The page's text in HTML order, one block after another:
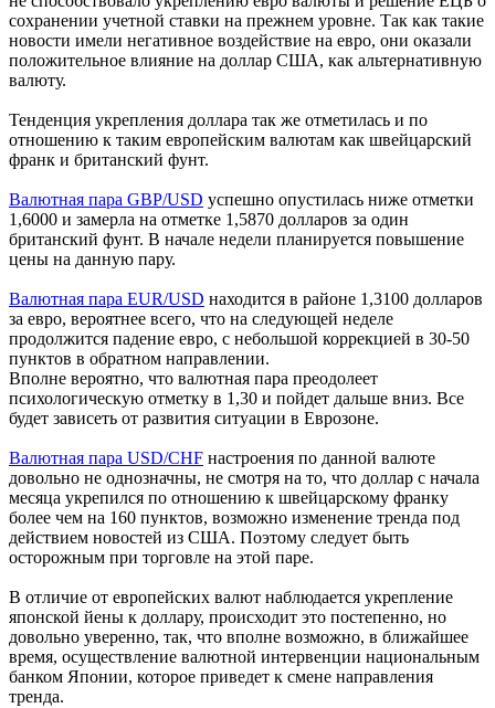
сохранении учетной ставки на прежнем уровне. Так как такие
новости имели негативное воздействие на евро, они оказали
положительное влияние на доллар США, как альтернативную
валюту.
Тенденция укрепления доллара так же отметилась и по
отношению к таким европейским валютам как швейцарский
франк и британский фунт.
Валютная пара GBP/USD успешно опустилась ниже отметки
1,6000 и замерла на отметке 1,5870 долларов за один
британский фунт. В начале недели планируется повышение
цены на данную пару.
Валютная пара EUR/USD находится в районе 1,3100 долларов
за евро, вероятнее всего, что на следующей неделе
продолжится падение евро, с небольшой коррекцией в 30-50
пунктов в обратном направлении.
Вполне вероятно, что валютная пара преодолеет
психологическую отметку в 1,30 и пойдет дальше вниз. Все
будет зависеть от развития ситуации в Еврозоне.
Валютная пара USD/CHF настроения по данной валюте
довольно не однозначны, не смотря на то, что доллар с начала
месяца укрепился по отношению к швейцарскому франку
более чем на 160 пунктов, возможно изменение тренда под
действием новостей из США. Поэтому следует быть
осторожным при торговле на этой паре.
В отличие от европейских валют наблюдается укрепление
японской йены к доллару, происходит это постепенно, но
довольно уверенно, так, что вполне возможно, в ближайшее
время, осуществление валютной интервенции национальным
банком Японии, которое приведет к смене направления
тренда.